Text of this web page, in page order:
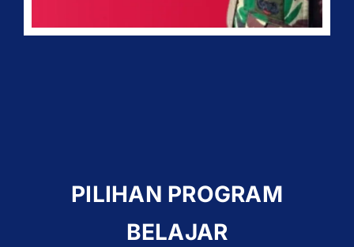
PILIHAN PROGRAM
BELAJAR